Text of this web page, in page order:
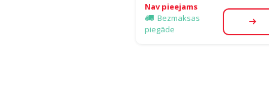
Nav pieejams
Bezmaksas
piegāde